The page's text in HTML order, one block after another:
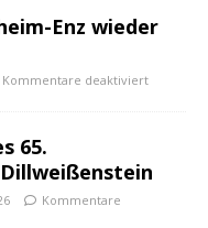
Enz wieder
Kommentare deaktiviert
65.
Kommentare